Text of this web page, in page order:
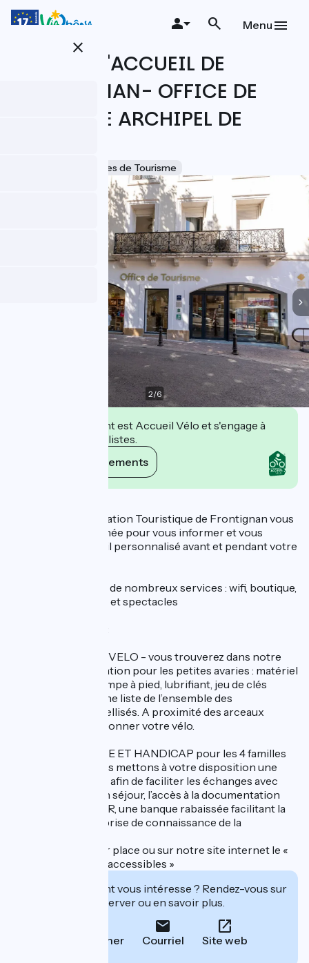
Aller
close
Menu
BUREAU D'ACCUEIL DE
FRONTIGNAN- OFFICE DE
TOURISME ARCHIPEL DE
Offices de Tourisme
2/6
Cet établissement est Accueil Vélo et s'engage à
accueillir des cyclistes.
Voir ses engagements
Le Bureau d’Information Touristique de Frontignan vous
accueille toute l’année pour vous informer et vous
apporter un conseil personnalisé avant et pendant votre
Profitez également de nombreux services : wifi, boutique,
billetterie de loisirs et spectacles
- LABEL ACCUEIL VELO - vous trouverez dans notre
BIT un kit de réparation pour les petites avaries : matériel
pour crevaison, pompe à pied, lubrifiant, jeu de clés
standard, ainsi qu’une liste de l’ensemble des
professionnels labellisés. A proximité des arceaux
permettant de stationner votre vélo.
- LABEL TOURISME ET HANDICAP pour les 4 familles
de déficiences, nous mettons à votre disposition une
boucle magnétique afin de faciliter les échanges avec
nos conseillères en séjour, l’accès à la documentation
facilitée, l’accès PMR, une banque rabaissée facilitant la
présentation et la prise de connaissance de la
En consultation sur place ou sur notre site internet le «
Guide des services accessibles »
Cet établissement vous intéresse ? Rendez-vous sur
leur site pour réserver ou en savoir plus.
Téléphoner Courriel Site web